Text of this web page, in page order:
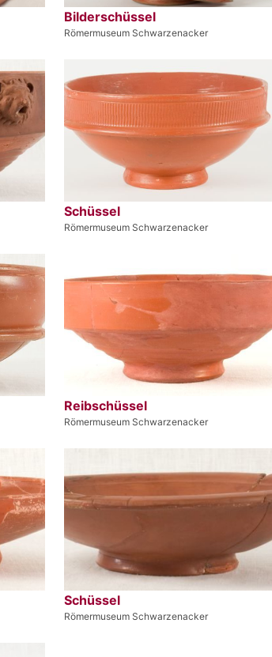
Bilderschüssel
Römermuseum Schwarzenacker
Schüssel
Römermuseum Schwarzenacker
Reibschüssel
Römermuseum Schwarzenacker
Schüssel
Römermuseum Schwarzenacker